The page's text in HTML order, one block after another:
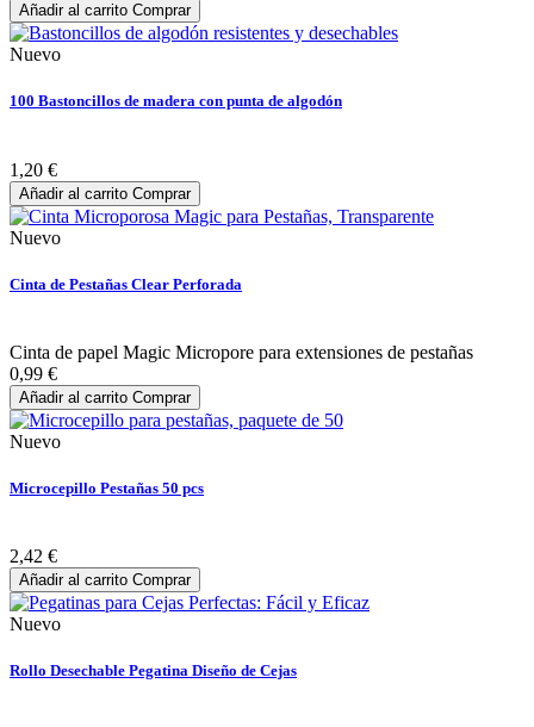
Añadir al carrito Comprar
Nuevo
100 Bastoncillos de madera con punta de algodón
1,20 €
Añadir al carrito Comprar
Nuevo
Cinta de Pestañas Clear Perforada
Cinta de papel Magic Micropore para extensiones de pestañas
0,99 €
Añadir al carrito Comprar
Nuevo
Microcepillo Pestañas 50 pcs
2,42 €
Añadir al carrito Comprar
Nuevo
Rollo Desechable Pegatina Diseño de Cejas